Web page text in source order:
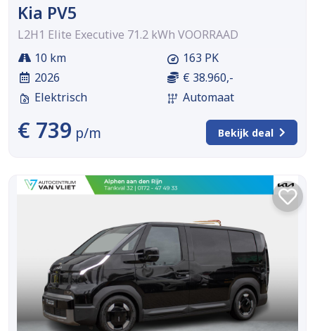
Kia PV5
L2H1 Elite Executive 71.2 kWh VOORRAAD
10 km
2026
Elektrisch
163 PK
€ 38.960,-
Automaat
€ 739 p/m Bekijk deal